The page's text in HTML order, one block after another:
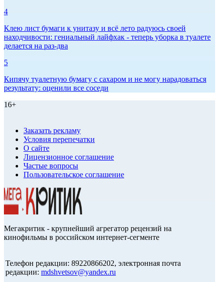
4
Клею лист бумаги к унитазу и всё лето радуюсь своей
находчивости: гениальный лайфхак - теперь уборка в туалете
делается на раз-два
5
Кипячу туалетную бумагу с сахаром и не могу нарадоваться
результату: оценили все соседи
16+
Заказать рекламу
Условия перепечатки
О сайте
Лицензионное соглашение
Частые вопросы
Пользовательское соглашение
Мегакритик - крупнейший агрегатор рецензий на
кинофильмы в российском интернет-сегменте
Телефон редакции: 89220866202, электронная почта
редакции: mdshvetsov@yandex.ru